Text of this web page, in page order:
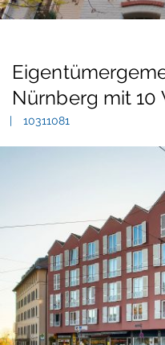
Nürnberg mit 10
10311081